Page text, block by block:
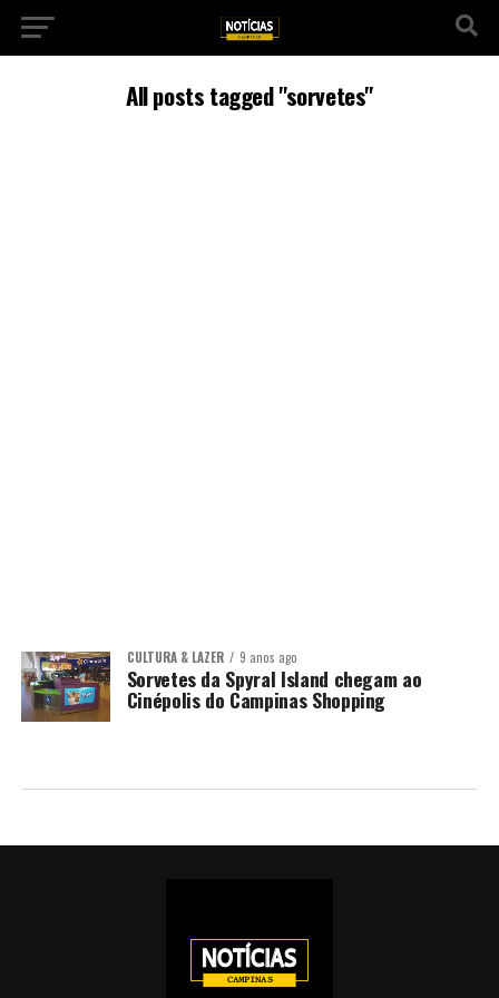
All posts tagged "sorvetes"
CULTURA & LAZER 9 anos ago
Sorvetes da Spyral Island chegam ao
Cinépolis do Campinas Shopping